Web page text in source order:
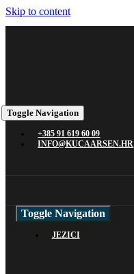
Skip to content
Toggle Navigation
+385 91 619 60 09
INFO@KUCAARSEN.HR
Toggle Navigation
JEZICI